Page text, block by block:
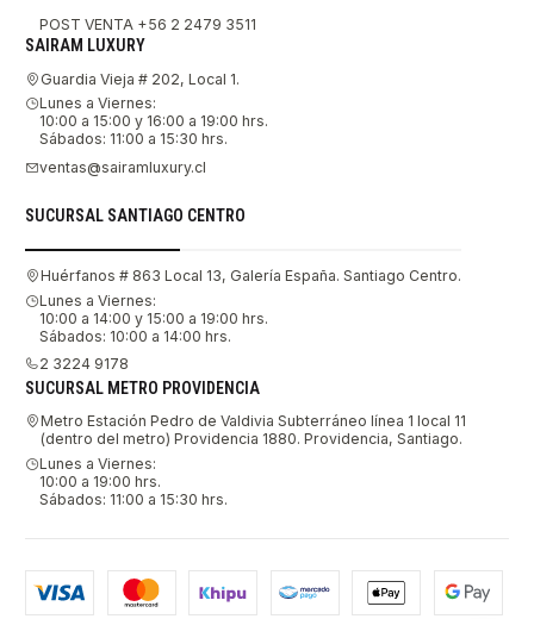
POST VENTA +56 2 2479 3511
SAIRAM LUXURY
Guardia Vieja # 202, Local 1.
Lunes a Viernes:
10:00 a 15:00 y 16:00 a 19:00 hrs.
Sábados: 11:00 a 15:30 hrs.
ventas@sairamluxury.cl
SUCURSAL SANTIAGO CENTRO
Huérfanos # 863 Local 13, Galería España. Santiago Centro.
Lunes a Viernes:
10:00 a 14:00 y 15:00 a 19:00 hrs.
Sábados: 10:00 a 14:00 hrs.
2 3224 9178
SUCURSAL METRO PROVIDENCIA
Metro Estación Pedro de Valdivia Subterráneo línea 1 local 11
(dentro del metro) Providencia 1880. Providencia, Santiago.
Lunes a Viernes:
10:00 a 19:00 hrs.
Sábados: 11:00 a 15:30 hrs.